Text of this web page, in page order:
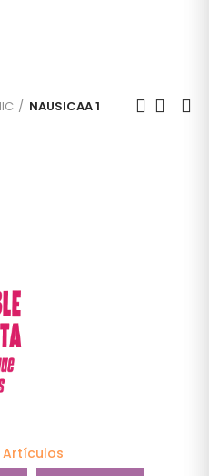
NAUSICAA 1
Artículos